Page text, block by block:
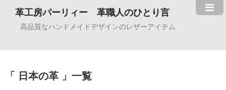
革工房パーリィー 革職人のひとり言
高品質なハンドメイドデザインのレザーアイテム
日本の革 一覧